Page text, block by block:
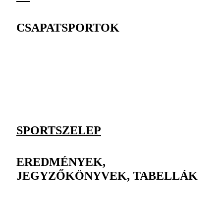
CSAPATSPORTOK
SPORTSZELEP
EREDMÉNYEK,
JEGYZŐKÖNYVEK, TABELLÁK